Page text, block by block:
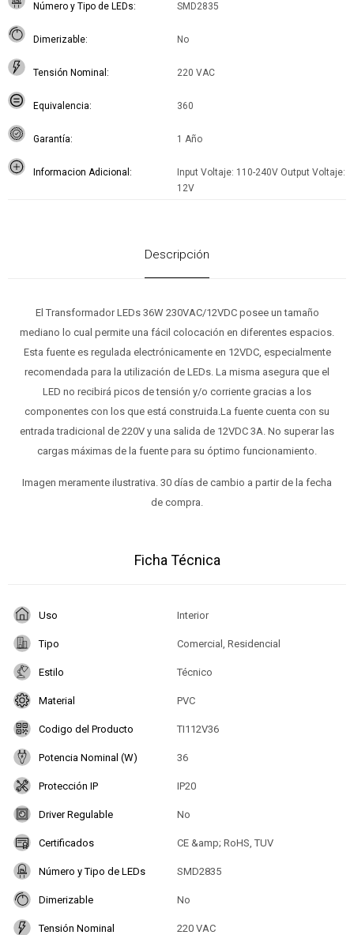
Número y Tipo de LEDs SMD2835
Dimerizable No
Tensión Nominal 220 VAC
Equivalencia 360
Garantía 1 Año
Informacion Adicional
Input Voltaje: 110-240V Output Voltaje:
12V
Descripción
El Transformador LEDs 36W 230VAC/12VDC posee un tamaño
mediano lo cual permite una fácil colocación en diferentes espacios.
Esta fuente es regulada electrónicamente en 12VDC, especialmente
recomendada para la utilización de LEDs. La misma asegura que el
LED no recibirá picos de tensión y/o corriente gracias a los
componentes con los que está construida.La fuente cuenta con su
entrada tradicional de 220V y una salida de 12VDC 3A. No superar las
cargas máximas de la fuente para su óptimo funcionamiento.
Imagen meramente ilustrativa. 30 días de cambio a partir de la fecha
de compra.
Ficha Técnica
Uso Interior
Tipo Comercial, Residencial
Estilo Técnico
Material PVC
Codigo del Producto TI112V36
Potencia Nominal (W) 36
Protección IP IP20
Driver Regulable No
Certificados CE &amp; RoHS, TUV
Número y Tipo de LEDs SMD2835
Dimerizable No
Tensión Nominal 220 VAC